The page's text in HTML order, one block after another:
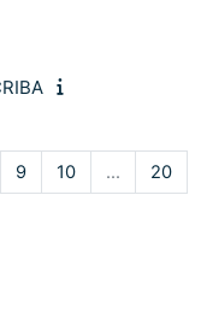
8
9Pàgina 9
10Pàgina 10
… 20